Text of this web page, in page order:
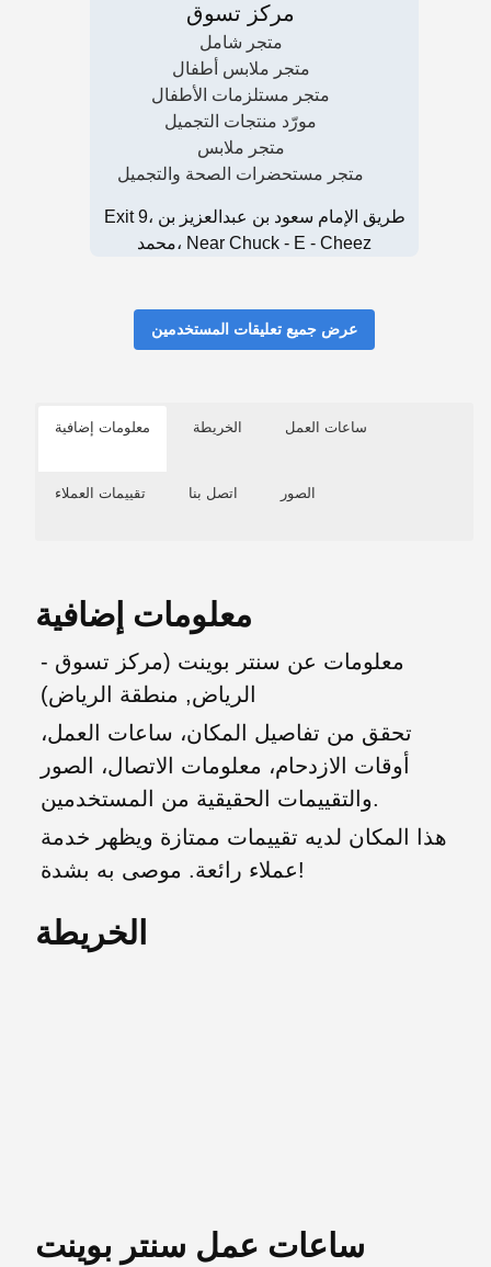
مركز تسوق
متجر شامل
متجر ملابس أطفال
متجر مستلزمات الأطفال
مورّد منتجات التجميل
متجر ملابس
متجر مستحضرات الصحة والتجميل
Exit 9، طريق الإمام سعود بن عبدالعزيز بن
محمد، Near Chuck - E - Cheez
عرض جميع تعليقات المستخدمين
معلومات إضافية الخريطة ساعات العمل
تقييمات العملاء اتصل بنا الصور
معلومات إضافية
معلومات عن سنتر بوينت (مركز تسوق -
الرياض, منطقة الرياض)
تحقق من تفاصيل المكان، ساعات العمل،
أوقات الازدحام، معلومات الاتصال، الصور
والتقييمات الحقيقية من المستخدمين.
هذا المكان لديه تقييمات ممتازة ويظهر خدمة
عملاء رائعة. موصى به بشدة!
الخريطة
ساعات عمل سنتر بوينت